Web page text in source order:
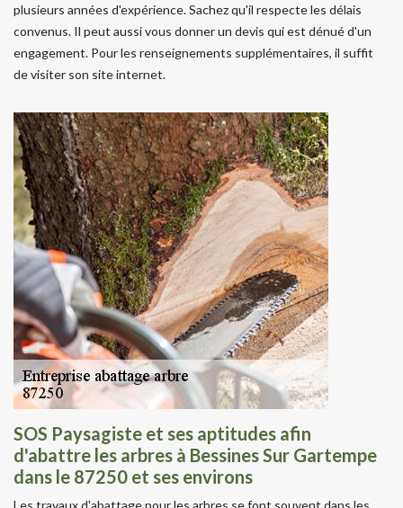
plusieurs années d'expérience. Sachez qu'il respecte les délais
convenus. Il peut aussi vous donner un devis qui est dénué d'un
engagement. Pour les renseignements supplémentaires, il suffit
de visiter son site internet.
SOS Paysagiste et ses aptitudes afin
d'abattre les arbres à Bessines Sur Gartempe
dans le 87250 et ses environs
Les travaux d'abattage pour les arbres se font souvent dans les